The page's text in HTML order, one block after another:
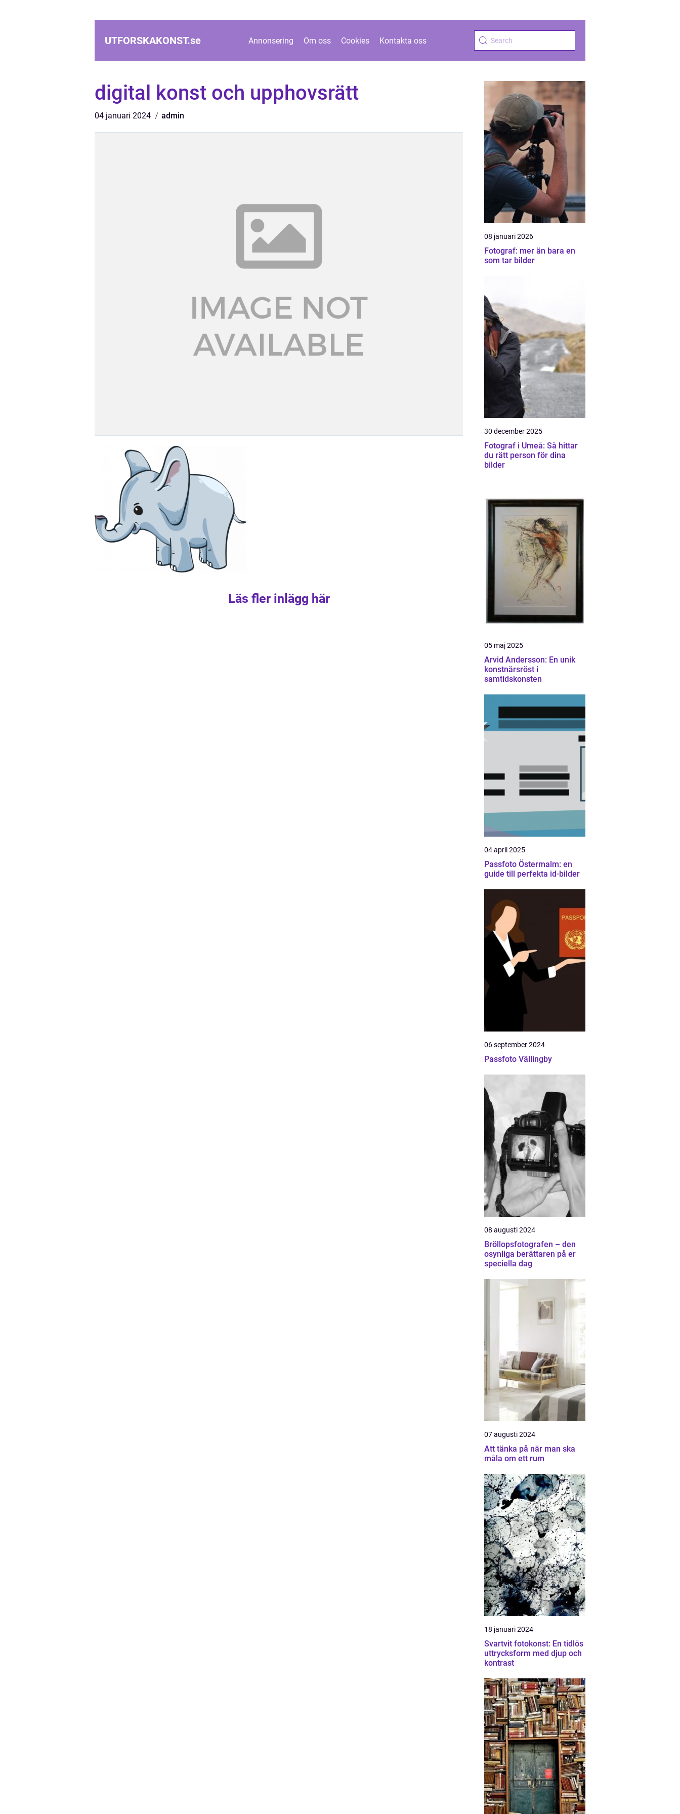
UTFORSKAKONST.se Annonsering Om oss Cookies Kontakta oss
digital konst och upphovsrätt
04 januari 2024 admin
Läs fler inlägg här
08 januari 2026
Fotograf: mer än bara en
som tar bilder
30 december 2025
Fotograf i Umeå: Så hittar
du rätt person för dina
bilder
05 maj 2025
Arvid Andersson: En unik
konstnärsröst i
samtidskonsten
04 april 2025
Passfoto Östermalm: en
guide till perfekta id-bilder
06 september 2024
Passfoto Vällingby
08 augusti 2024
Bröllopsfotografen – den
osynliga berättaren på er
speciella dag
07 augusti 2024
Att tänka på när man ska
måla om ett rum
18 januari 2024
Svartvit fotokonst: En tidlös
uttrycksform med djup och
kontrast